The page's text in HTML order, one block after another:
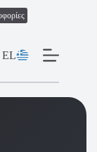
EL